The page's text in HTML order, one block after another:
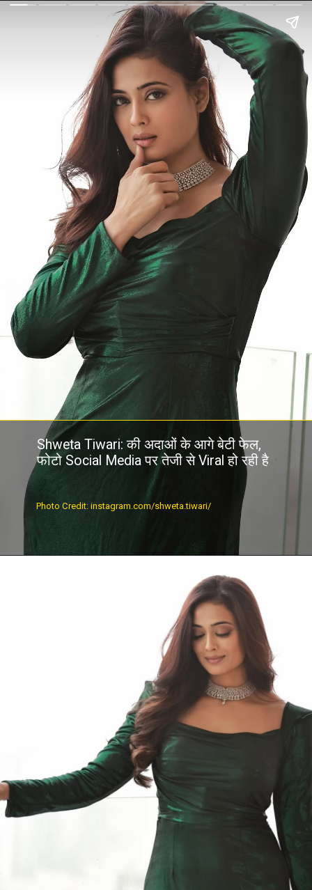
Shweta Tiwari: की अदाओं के आगे बेटी फेल,
फोटो Social Media पर तेजी से Viral हो रही है
Photo Credit: instagram.com/shweta.tiwari/